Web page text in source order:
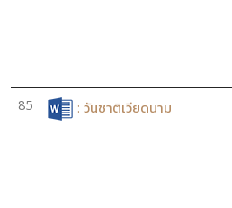
85 : วันชาติเวียดนาม